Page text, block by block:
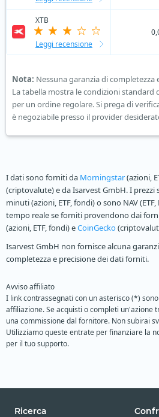
XTB
Leggi recensione
Nota: Nessuna garanzia di completezza
La tabella mostra le condizioni
per un ordine regolare. Si prega di
è negoziabile presso il provider
I dati sono forniti da Morningstar(azioni,
(criptovalute) e da Isarvest GmbH. I
minuti (azioni, ETF, fondi) o sono NAV
tempo reale se forniti provendono dai
(azioni, ETF, fondi) eCoinGecko
Isarvest GmbH non fornisce alcuna
completezza e precisione dei dati forniti.
Avviso affiliato
I link contrassegnati con un asterisco (*)
affiliazione. Se acquisti o completi un'azione
una commissione dal fornitore. Non subirai
Utilizziamo queste entrate per finanziare la
per il tuo supporto.
Ricerca